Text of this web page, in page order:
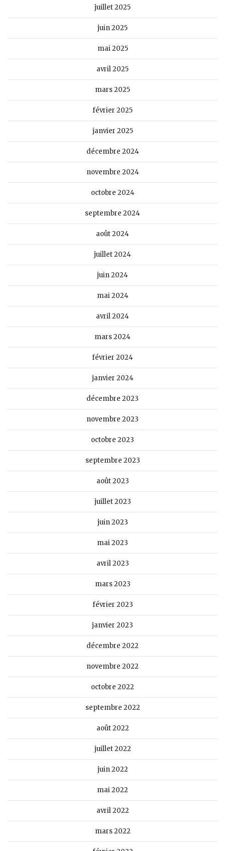
juillet 2025
juin 2025
mai 2025
avril 2025
mars 2025
février 2025
janvier 2025
décembre 2024
novembre 2024
octobre 2024
septembre 2024
août 2024
juillet 2024
juin 2024
mai 2024
avril 2024
mars 2024
février 2024
janvier 2024
décembre 2023
novembre 2023
octobre 2023
septembre 2023
août 2023
juillet 2023
juin 2023
mai 2023
avril 2023
mars 2023
février 2023
janvier 2023
décembre 2022
novembre 2022
octobre 2022
septembre 2022
août 2022
juillet 2022
juin 2022
mai 2022
avril 2022
mars 2022